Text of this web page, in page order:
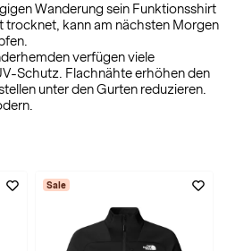
Wanderung sein Funktionsshirt
trocknet, kann am nächsten Morgen
verfügen viele
Schutz. Flachnähte erhöhen den
unter den Gurten reduzieren.
Sale